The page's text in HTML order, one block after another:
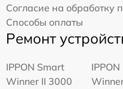
Согласие на обработку
Способы оплаты
Ремонт
IPPON Smart
Winner II 3000